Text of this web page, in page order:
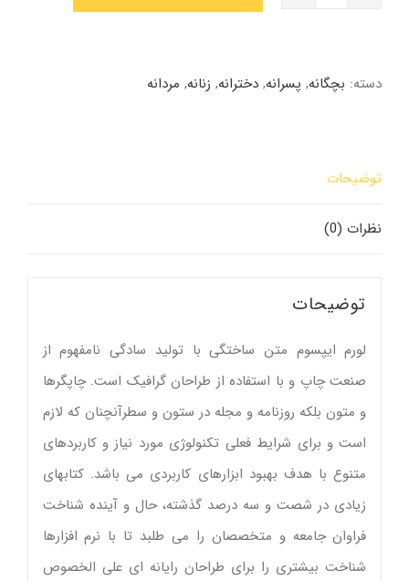
دسته: بچگانه, پسرانه, دخترانه, زنانه, مردانه
توضیحات
نظرات (0)
توضیحات
لورم ایپسوم متن ساختگی با تولید سادگی نامفهوم از
صنعت چاپ و با استفاده از طراحان گرافیک است. چاپگرها
و متون بلکه روزنامه و مجله در ستون و سطرآنچنان که لازم
است و برای شرایط فعلی تکنولوژی مورد نیاز و کاربردهای
متنوع با هدف بهبود ابزارهای کاربردی می باشد. کتابهای
زیادی در شصت و سه درصد گذشته، حال و آینده شناخت
فراوان جامعه و متخصصان را می طلبد تا با نرم افزارها
شناخت بیشتری را برای طراحان رایانه ای علی الخصوص